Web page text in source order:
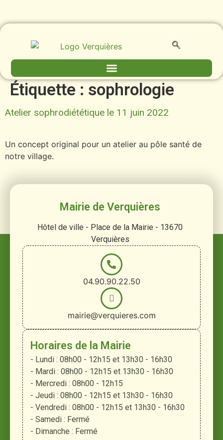
Étiquette : sophrologie
Atelier sophrodiététique le 11 juin 2022
Un concept original pour un atelier au pôle santé de
notre village.
Mairie de Verquières
Hôtel de ville - Place de la Mairie - 13670
Verquières
04.90.90.22.50
mairie@verquieres.com
Horaires de la Mairie
- Lundi : 08h00 - 12h15 et 13h30 - 16h30
- Mardi : 08h00 - 12h15 et 13h30 - 16h30
- Mercredi : 08h00 - 12h15
- Jeudi : 08h00 - 12h15 et 13h30 - 16h30
- Vendredi : 08h00 - 12h15 et 13h30 - 16h30
- Samedi : Fermé
- Dimanche : Fermé